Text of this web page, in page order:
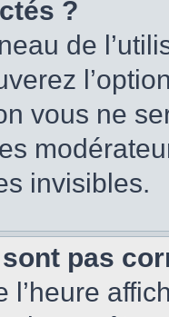
?
de
vous ne
invisibles.
pas
l’heure